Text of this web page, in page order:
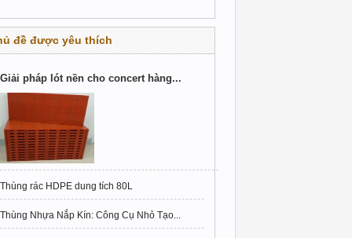
đề được yêu thích
Giải pháp lót nền cho concert hàng...
Thùng rác HDPE dung tích 80L
Thùng Nhựa Nắp Kín: Công Cụ Nhỏ Tạo...